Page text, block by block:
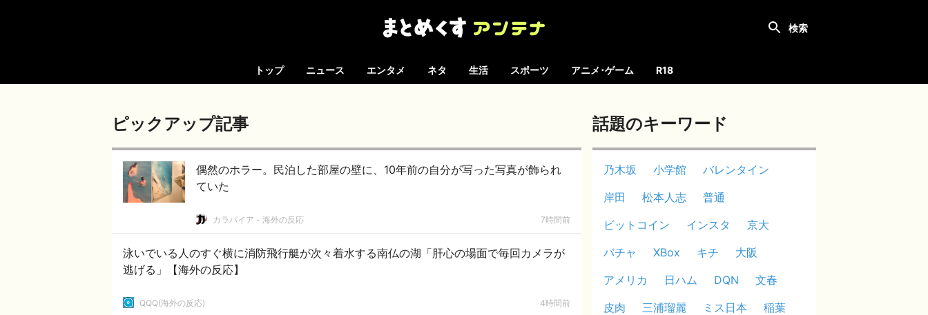
トップ ニュース エンタメ ネタ 生活 スポーツ アニメ･ゲーム R18
ピックアップ記事
偶然のホラー。民泊した部屋の壁に、10年前の自分が写った写真が飾られ
ていた
カラパイア - 海外の反応 7時間前
泳いでいる人のすぐ横に消防飛行艇が次々着水する南仏の湖「肝心の場面で毎回カメラが
逃げる」【海外の反応】
QQQ(海外の反応) 4時間前
話題のキーワード
乃木坂 小学館
バレンタイン
岸田
松本人志
普通
ビットコイン
インスタ
京大
バチャ
XBox キチ
大阪
アメリカ
日ハム DQN
文春
皮肉
三浦瑠麗 ミス日本
稲葉